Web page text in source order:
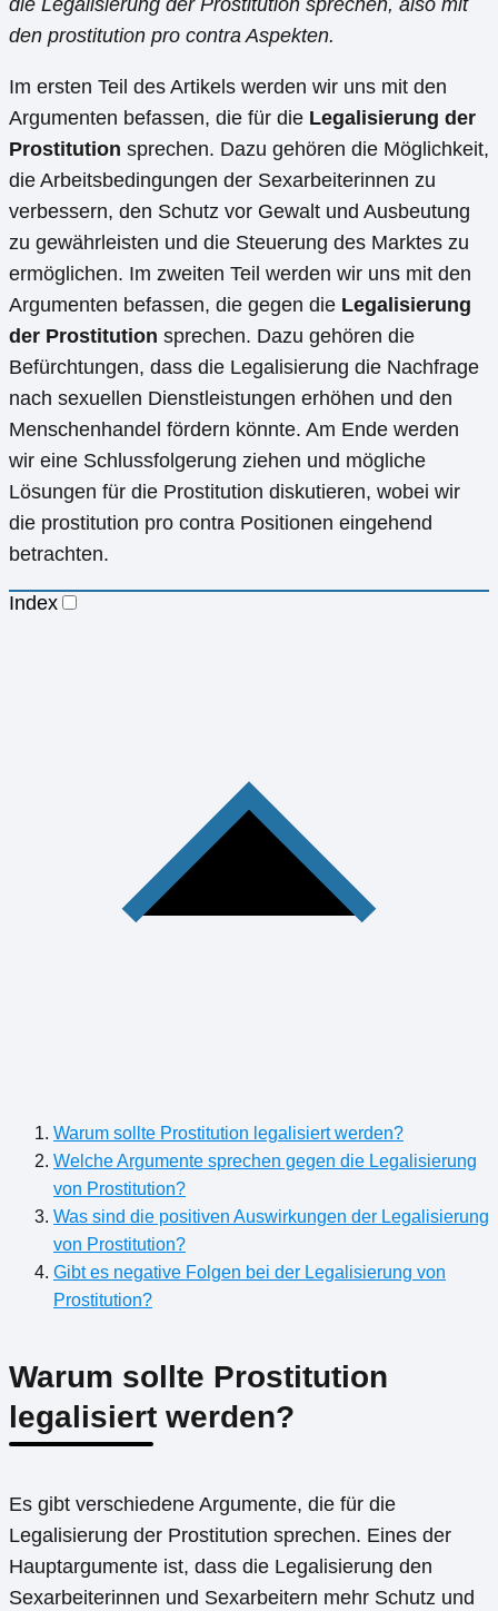
den prostitution pro contra Aspekten.
Im ersten Teil des Artikels werden wir uns mit den
Argumenten befassen, die für die Legalisierung der
Prostitution sprechen. Dazu gehören die Möglichkeit,
die Arbeitsbedingungen der Sexarbeiterinnen zu
verbessern, den Schutz vor Gewalt und Ausbeutung
zu gewährleisten und die Steuerung des Marktes zu
ermöglichen. Im zweiten Teil werden wir uns mit den
Argumenten befassen, die gegen die Legalisierung
der Prostitution sprechen. Dazu gehören die
Befürchtungen, dass die Legalisierung die Nachfrage
nach sexuellen Dienstleistungen erhöhen und den
Menschenhandel fördern könnte. Am Ende werden
wir eine Schlussfolgerung ziehen und mögliche
Lösungen für die Prostitution diskutieren, wobei wir
die prostitution pro contra Positionen eingehend
betrachten.
Index
Warum sollte Prostitution legalisiert werden?
Welche Argumente sprechen gegen die Legalisierung
von Prostitution?
Was sind die positiven Auswirkungen der Legalisierung
von Prostitution?
Gibt es negative Folgen bei der Legalisierung von
Prostitution?
Warum sollte Prostitution
legalisiert werden?
Es gibt verschiedene Argumente, die für die
Legalisierung der Prostitution sprechen. Eines der
Hauptargumente ist, dass die Legalisierung den
Sexarbeiterinnen und Sexarbeitern mehr Schutz und